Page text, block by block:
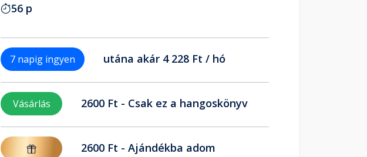
56 p
7 napig ingyen utána akár 4 228 Ft / hó
Vásárlás 2600 Ft - Csak ez a hangoskönyv
2600 Ft - Ajándékba adom